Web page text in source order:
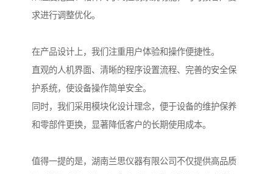
求进行调整优化。
在产品设计上，我们注重用户体验和操作便捷性。
直观的人机界面、清晰的程序设置流程、完善的安全保
护系统，使设备操作简单安全。
同时，我们采用模块化设计理念，便于设备的维护保养
和零部件更换，显著降低客户的长期使用成本。
值得一提的是，湖南兰思仪器有限公司不仅提供高品质